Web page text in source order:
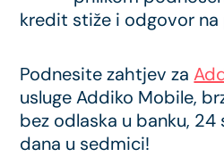
kredit stiže i odgovor
Podnesite zahtjev za
usluge Addiko Mobile,
bez odlaska u banku, 24
dana u sedmici!